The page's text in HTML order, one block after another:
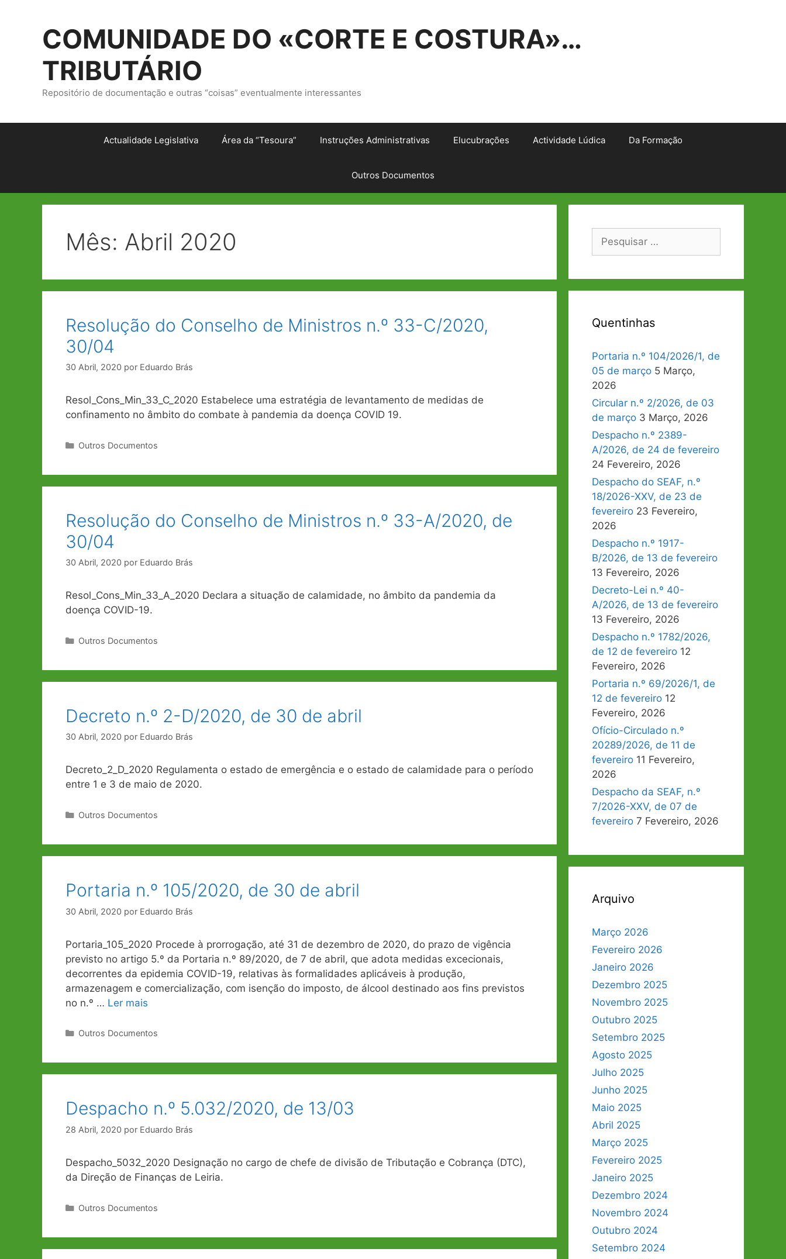
COMUNIDADE DO «CORTE E COSTURA»…
TRIBUTÁRIO
Repositório de documentação e outras “coisas” eventualmente interessantes
Actualidade Legislativa Área da “Tesoura” Instruções Administrativas Elucubrações Actividade Lúdica Da Formação
Outros Documentos
Mês: Abril 2020
Resolução do Conselho de Ministros n.º 33-C/2020,
30/04
30 Abril, 2020 por Eduardo Brás
Resol_Cons_Min_33_C_2020 Estabelece uma estratégia de levantamento de medidas de
confinamento no âmbito do combate à pandemia da doença COVID 19.
Categorias
Outros Documentos
Resolução do Conselho de Ministros n.º 33-A/2020, de
30/04
30 Abril, 2020 por Eduardo Brás
Resol_Cons_Min_33_A_2020 Declara a situação de calamidade, no âmbito da pandemia da
doença COVID-19.
Categorias
Outros Documentos
Decreto n.º 2-D/2020, de 30 de abril
30 Abril, 2020 por Eduardo Brás
Decreto_2_D_2020 Regulamenta o estado de emergência e o estado de calamidade para o período
entre 1 e 3 de maio de 2020.
Categorias
Outros Documentos
Portaria n.º 105/2020, de 30 de abril
30 Abril, 2020 por Eduardo Brás
Portaria_105_2020 Procede à prorrogação, até 31 de dezembro de 2020, do prazo de vigência
previsto no artigo 5.º da Portaria n.º 89/2020, de 7 de abril, que adota medidas excecionais,
decorrentes da epidemia COVID-19, relativas às formalidades aplicáveis à produção,
armazenagem e comercialização, com isenção do imposto, de álcool destinado aos fins previstos
no n.º … Ler mais
Categorias
Outros Documentos
Despacho n.º 5.032/2020, de 13/03
28 Abril, 2020 por Eduardo Brás
Despacho_5032_2020 Designação no cargo de chefe de divisão de Tributação e Cobrança (DTC),
da Direção de Finanças de Leiria.
Categorias
Outros Documentos
Pesquisar
Quentinhas
Portaria n.º 104/2026/1, de
05 de março 5 Março,
2026
Circular n.º 2/2026, de 03
de março 3 Março, 2026
Despacho n.º 2389-
A/2026, de 24 de fevereiro
24 Fevereiro, 2026
Despacho do SEAF, n.º
18/2026-XXV, de 23 de
fevereiro 23 Fevereiro,
2026
Despacho n.º 1917-
B/2026, de 13 de fevereiro
13 Fevereiro, 2026
Decreto-Lei n.º 40-
A/2026, de 13 de fevereiro
13 Fevereiro, 2026
Despacho n.º 1782/2026,
de 12 de fevereiro 12
Fevereiro, 2026
Portaria n.º 69/2026/1, de
12 de fevereiro 12
Fevereiro, 2026
Ofício-Circulado n.º
20289/2026, de 11 de
fevereiro 11 Fevereiro,
2026
Despacho da SEAF, n.º
7/2026-XXV, de 07 de
fevereiro 7 Fevereiro, 2026
Arquivo
Março 2026
Fevereiro 2026
Janeiro 2026
Dezembro 2025
Novembro 2025
Outubro 2025
Setembro 2025
Agosto 2025
Julho 2025
Junho 2025
Maio 2025
Abril 2025
Março 2025
Fevereiro 2025
Janeiro 2025
Dezembro 2024
Novembro 2024
Outubro 2024
Setembro 2024